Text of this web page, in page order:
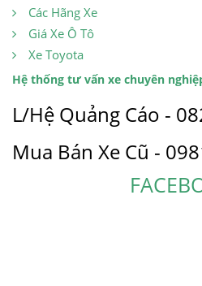
Các Hãng Xe
Giá Xe Ô Tô
Xe Toyota
Hệ thống tư vấn xe chuyên
L/Hệ Quảng Cáo -
Mua Bán Xe Cũ -